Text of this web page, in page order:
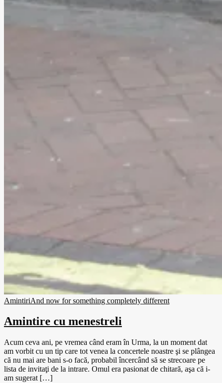
AmintiriAnd now for something completely different
Amintire cu menestreli
Acum ceva ani, pe vremea când eram în Urma, la un moment dat
am vorbit cu un tip care tot venea la concertele noastre şi se plângea
că nu mai are bani s-o facă, probabil încercând să se strecoare pe
lista de invitaţi de la intrare. Omul era pasionat de chitară, aşa că i-
am sugerat […]